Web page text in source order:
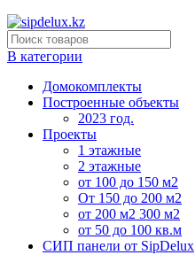
В категории
Домокомплекты
Построенные объекты
2023 год.
Проекты
1 этажные
2 этажные
от 100 до 150 м2
От 150 до 200 м2
от 200 м2 300 м2
от 50 до 100 кв.м
СИП панели от SipDelux